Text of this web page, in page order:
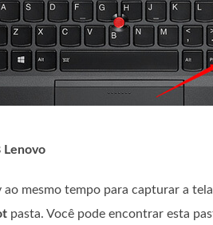
Lenovo
ao mesmo tempo para capturar a
pasta. Você pode encontrar esta